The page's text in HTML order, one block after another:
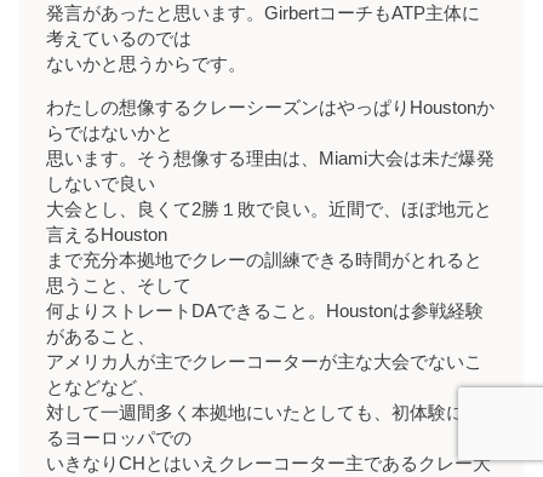
発言があったと思います。GirbertコーチもATP主体に
考えているのでは
ないかと思うからです。
わたしの想像するクレーシーズンはやっぱりHoustonか
らではないかと
思います。そう想像する理由は、Miami大会は未だ爆発
しないで良い
大会とし、良くて2勝１敗で良い。近間で、ほぼ地元と
言えるHouston
まで充分本拠地でクレーの訓練できる時間がとれると
思うこと、そして
何よりストレートDAできること。Houstonは参戦経験
があること、
アメリカ人が主でクレーコーターが主な大会でないこ
となどなど、
対して一週間多く本拠地にいたとしても、初体験にな
るヨーロッパでの
いきなりCHとはいえクレーコーター主であるクレー大